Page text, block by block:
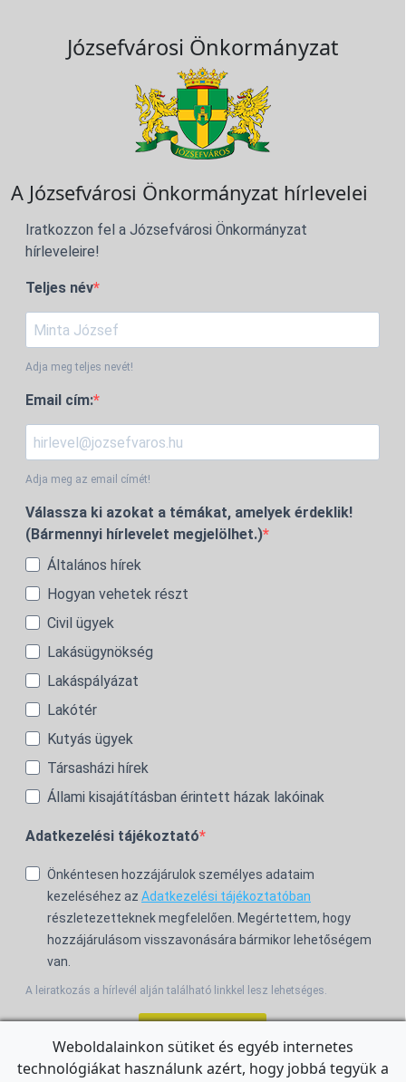
Józsefvárosi Önkormányzat
A Józsefvárosi Önkormányzat hírlevelei
Iratkozzon fel a Józsefvárosi Önkormányzat
hírleveleire!
Teljes név
Adja meg teljes nevét!
Email cím:
Adja meg az email címét!
Válassza ki azokat a témákat, amelyek érdeklik!
(Bármennyi hírlevelet megjelölhet.)
Általános hírek
Hogyan vehetek részt
Civil ügyek
Lakásügynökség
Lakáspályázat
Lakótér
Kutyás ügyek
Társasházi hírek
Állami kisajátításban érintett házak lakóinak
Adatkezelési tájékoztató
Önkéntesen hozzájárulok személyes adataim
kezeléséhez az Adatkezelési tájékoztatóban
részletezetteknek megfelelően. Megértettem, hogy
hozzájárulásom visszavonására bármikor lehetőségem
van.
A leiratkozás a hírlevél alján található linkkel lesz lehetséges.
Weboldalainkon sütiket és egyéb internetes
technológiákat használunk azért, hogy jobbá tegyük a